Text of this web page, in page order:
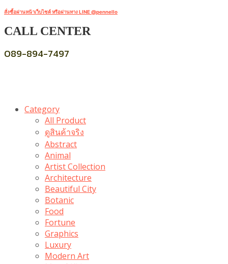
สั่งซื้อผ่านหน้าเว็บไซต์ หรือผ่านทาง LINE @pennello
CALL CENTER
089-894-7497
Category
All Product
ดูสินค้าจริง
Abstract
Animal
Artist Collection
Architecture
Beautiful City
Botanic
Food
Fortune
Graphics
Luxury
Modern Art